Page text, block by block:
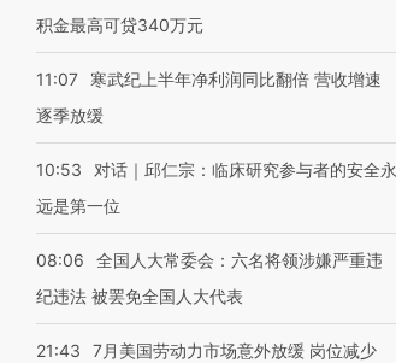
积金最高可贷340万元
11:07
寒武纪上半年净利润同比翻倍 营收增速
逐季放缓
10:53
对话｜邱仁宗：临床研究参与者的安全永
远是第一位
08:06
全国人大常委会：六名将领涉嫌严重违
纪违法 被罢免全国人大代表
21:43
7月美国劳动力市场意外放缓 岗位减少